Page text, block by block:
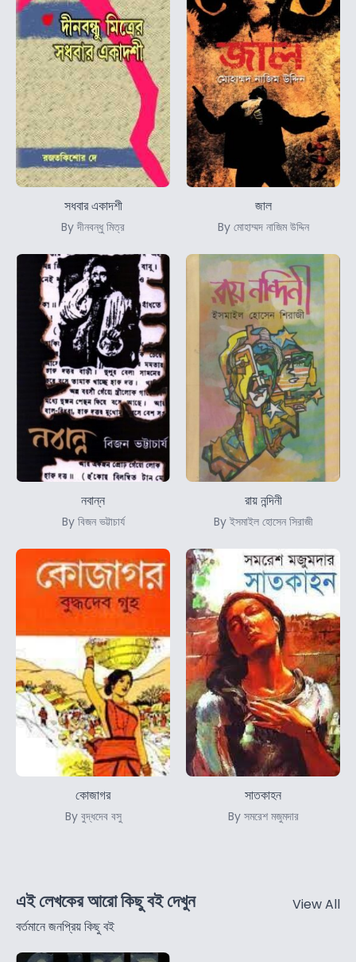
সধবার একাদশী
By দীনবন্ধু মিত্র
জাল
By মোহাম্মদ নাজিম উদ্দিন
নবান্ন
By বিজন ভট্টাচার্য
রায় নন্দিনী
By ইসমাইল হোসেন সিরাজী
কোজাগর
By বুদ্ধদেব বসু
সাতকাহন
By সমরেশ মজুমদার
এই লেখকের আরো কিছু বই দেখুন
বর্তমানে জনপ্রিয় কিছু বই
View All